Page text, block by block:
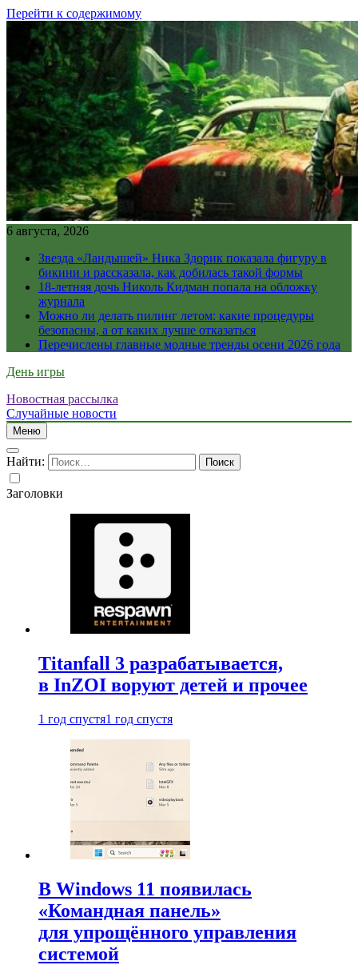
Перейти к содержимому
6 августа, 2026
Звезда «Ландышей» Ника Здорик показала фигуру в
бикини и рассказала, как добилась такой формы
18-летняя дочь Николь Кидман попала на обложку
журнала
Можно ли делать пилинг летом: какие процедуры
безопасны, а от каких лучше отказаться
Перечислены главные модные тренды осени 2026 года
День игры
Новостная рассылка
Случайные новости
Меню
Найти:
Заголовки
Titanfall 3 разрабатывается,
в InZOI воруют детей и прочее
1 год спустя1 год спустя
В Windows 11 появилась
«Командная панель»
для упрощённого управления
системой